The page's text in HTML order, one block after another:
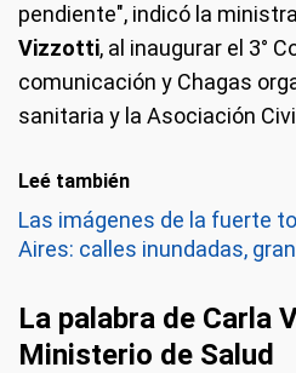
pendiente", indicó la
Vizzotti, al inaugurar el 3°
comunicación y Chagas
sanitaria y la Asociación
Leé también
Las imágenes de la fuerte
Aires: calles inundadas,
La palabra de Carla
Ministerio de Salud